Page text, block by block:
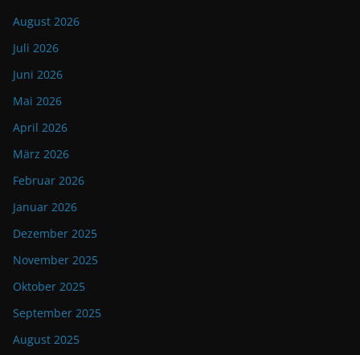
August 2026
Juli 2026
Juni 2026
Mai 2026
April 2026
März 2026
Februar 2026
Januar 2026
Dezember 2025
November 2025
Oktober 2025
September 2025
August 2025